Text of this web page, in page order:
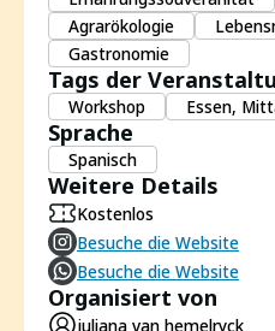
Agrarökologie
Gastronomie
Tags der
Workshop Essen,
Sprache
Spanisch
Weitere Details
Kostenlos
Besuche die Website
Besuche die Website
Organisiert von
juliana van hemelryck